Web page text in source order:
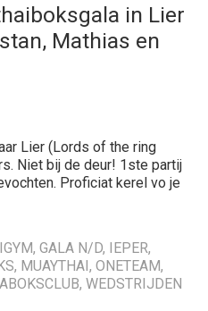
in Lier
Mathias en
Lier (Lords of the ring
Niet bij de deur! 1ste partij
Proficiat kerel vo je
, GALA N/D, IEPER,
, MUAYTHAI, ONETEAM,
, WEDSTRIJDEN